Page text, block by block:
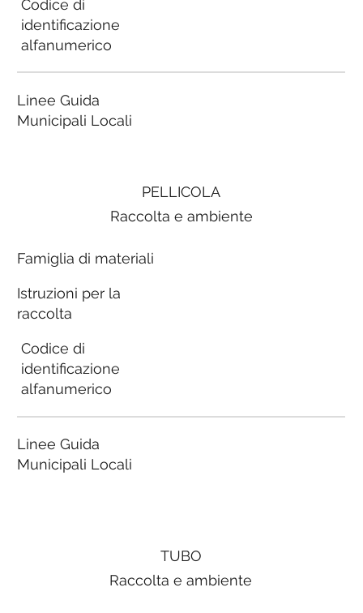
PELLICOLA
Raccolta e ambiente
Famiglia di materiali
Istruzioni per la
raccolta
Codice di
identificazione
alfanumerico
Linee Guida
Municipali Locali
Codice di
identificazione
alfanumerico
Linee Guida
Municipali Locali
TUBO
Raccolta e ambiente